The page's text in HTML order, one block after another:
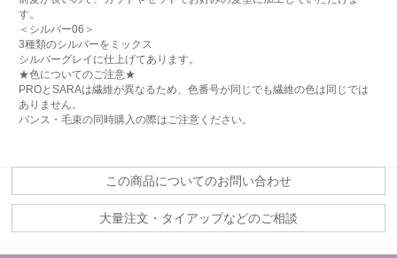
す。
＜シルバー06＞
3種類のシルバーをミックス
シルバーグレイに仕上げてあります。
★色についてのご注意★
PROとSARAは繊維が異なるため、色番号が同じでも繊維の色は同じでは
ありません。
バンス・毛束の同時購入の際はご注意ください。
この商品についてのお問い合わせ
大量注文・タイアップなどのご相談